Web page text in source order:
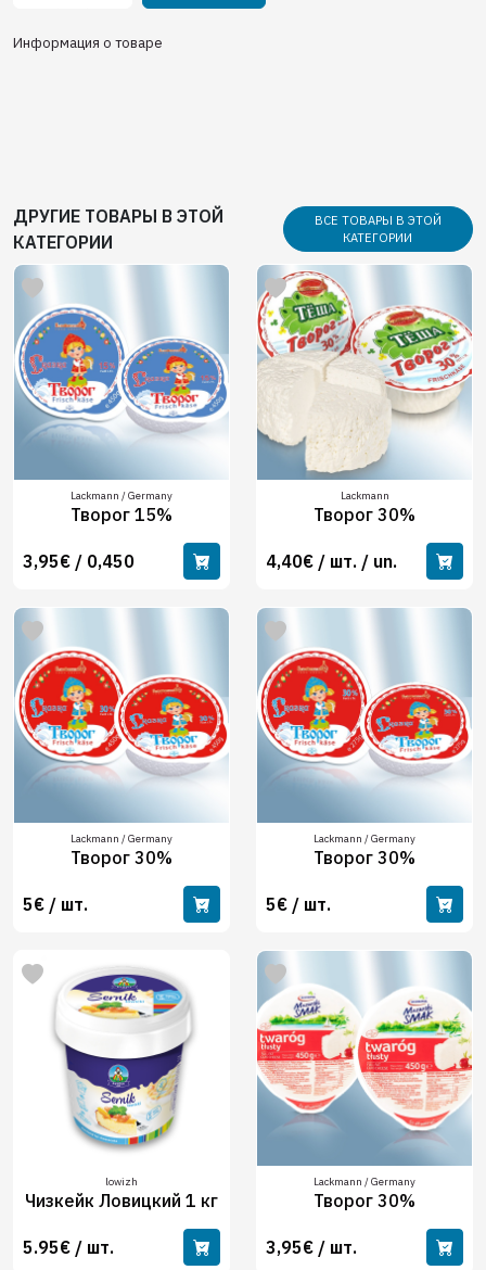
Информация о товаре
ДРУГИЕ ТОВАРЫ В ЭТОЙ
КАТЕГОРИИ
ВСЕ ТОВАРЫ В ЭТОЙ
КАТЕГОРИИ
Lackmann / Germany
Творог 15%
3,95€ / 0,450
Lackmann
Творог 30%
4,40€ / шт. / un.
Lackmann / Germany
Творог 30%
5€ / шт.
Lackmann / Germany
Творог 30%
5€ / шт.
lowizh
Чизкейк Ловицкий 1 кг
5.95€ / шт.
Lackmann / Germany
Творог 30%
3,95€ / шт.